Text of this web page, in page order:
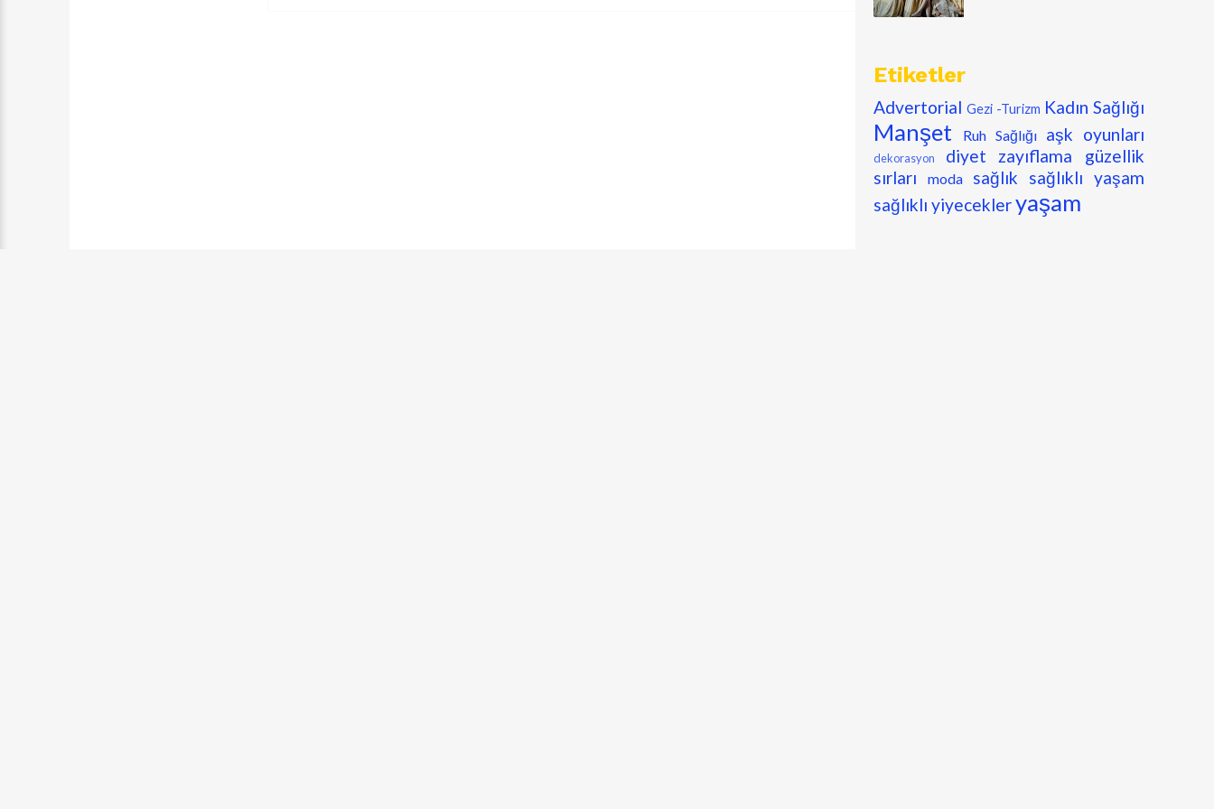
Etiketler
Advertorial Gezi -Turizm Kadın Sağlığı
Manşet Ruh Sağlığı aşk oyunları
dekorasyon diyet zayıflama
güzellik
sırları
moda sağlık
sağlıklı yaşam
sağlıklı yiyecekleryaşam